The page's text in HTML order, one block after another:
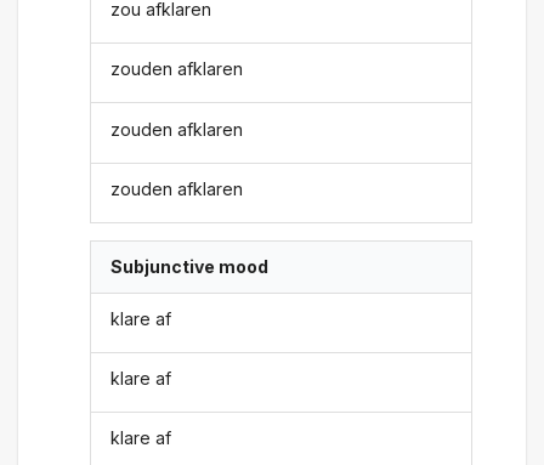
zou afklaren
zouden afklaren
zouden afklaren
zouden afklaren
Subjunctive mood
klare af
klare af
klare af